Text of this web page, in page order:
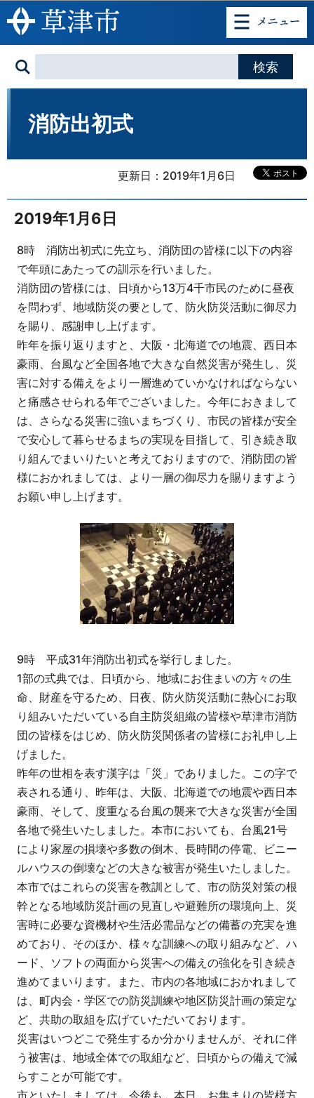
このページの本文へ移動
消防出初式
更新日：2019年1月6日
2019年1月6日
8時 消防出初式に先立ち、消防団の皆様に以下の内容
で年頭にあたっての訓示を行いました。
消防団の皆様には、日頃から13万4千市民のために昼夜
を問わず、地域防災の要として、防火防災活動に御尽力
を賜り、感謝申し上げます。
昨年を振り返りますと、大阪・北海道での地震、西日本
豪雨、台風など全国各地で大きな自然災害が発生し、災
害に対する備えをより一層進めていかなければならない
と痛感させられる年でございました。今年におきまして
は、さらなる災害に強いまちづくり、市民の皆様が安全
で安心して暮らせるまちの実現を目指して、引き続き取
り組んでまいりたいと考えておりますので、消防団の皆
様におかれましては、より一層の御尽力を賜りますよう
お願い申し上げます。
9時 平成31年消防出初式を挙行しました。
1部の式典では、日頃から、地域にお住まいの方々の生
命、財産を守るため、日夜、防火防災活動に熱心にお取
り組みいただいている自主防災組織の皆様や草津市消防
団の皆様をはじめ、防火防災関係者の皆様にお礼申し上
げました。
昨年の世相を表す漢字は「災」でありました。この字で
表される通り、昨年は、大阪、北海道での地震や西日本
豪雨、そして、度重なる台風の襲来で大きな災害が全国
各地で発生いたしました。本市においても、台風21号
により家屋の損壊や多数の倒木、長時間の停電、ビニー
ルハウスの倒壊などの大きな被害が発生いたしました。
本市ではこれらの災害を教訓として、市の防災対策の根
幹となる地域防災計画の見直しや避難所の環境向上、災
害時に必要な資機材や生活必需品などの備蓄の充実を進
めており、そのほか、様々な訓練への取り組みなど、ハ
ード、ソフトの両面から災害への備えの強化を引き続き
進めてまいります。また、市内の各地域におかれまして
は、町内会・学区での防災訓練や地区防災計画の策定な
ど、共助の取組を広げていただいております。
災害はいつどこで発生するか分かりませんが、それに伴
う被害は、地域全体での取組など、日頃からの備えで減
らすことが可能です。
市といたしましては、今後も、本日、お集まりの皆様方